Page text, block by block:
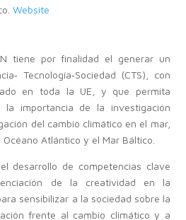
Website
tiene por finalidad el generar un
Tecnología‐Sociedad (CTS), con
en toda la UE, y que permita
importancia de la investigación
del cambio climático en el mar,
Atlántico y el Mar Báltico.
desarrollo de competencias clave
de la creatividad en la
sensibilizar a la sociedad sobre la
frente al cambio climático y a